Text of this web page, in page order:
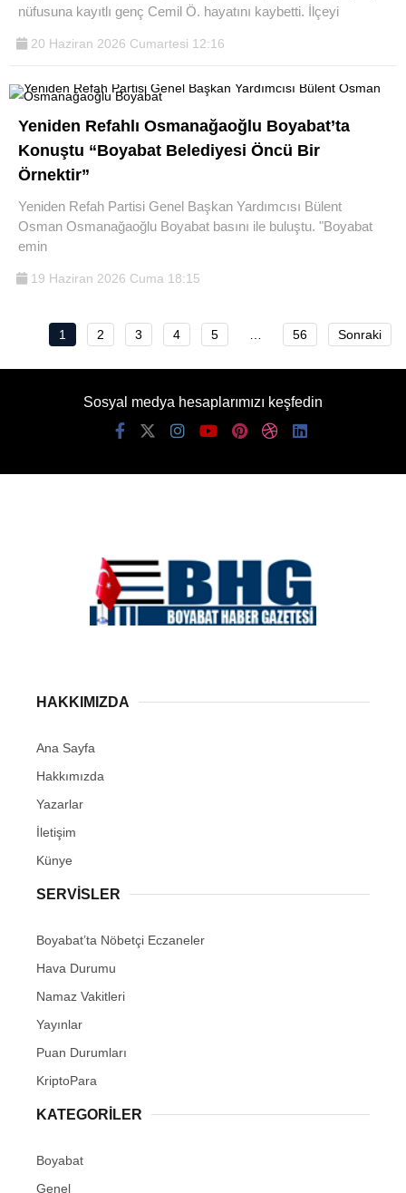
nüfusuna kayıtlı genç Cemil Ö. hayatını kaybetti. İlçeyi
20 Haziran 2026 Cumartesi 12:16
Yeniden Refahlı Osmanağaoğlu Boyabat’ta
Konuştu “Boyabat Belediyesi Öncü Bir
Örnektir”
Yeniden Refah Partisi Genel Başkan Yardımcısı Bülent
Osman Osmanağaoğlu Boyabat basını ile buluştu. "Boyabat
emin
19 Haziran 2026 Cuma 18:15
1 2 3 4 5 56 Sonraki
Sosyal medya hesaplarımızı keşfedin
HAKKIMIZDA
Ana Sayfa
Hakkımızda
Yazarlar
İletişim
Künye
SERVISLER
Boyabat’ta Nöbetçi Eczaneler
Hava Durumu
Namaz Vakitleri
Yayınlar
Puan Durumları
KriptoPara
KATEGORILER
Boyabat
Genel